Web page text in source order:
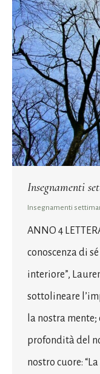
Insegnamenti
Insegnamenti
ANNO 4
conoscenza di
interiore”,
sottolineare
la nostra
profondità del
nostro cuore: